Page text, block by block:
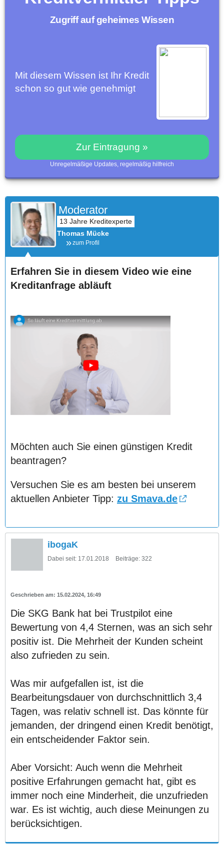
Zugriff auf geheimes Wissen
Mit diesem Wissen ist Ihr Kredit
schon so gut wie genehmigt
Zur Eintragung »
Unregelmäßige Updates, regelmäßig hilfreich
Moderator
Thomas Mücke
zum Profil
Erfahren Sie in diesem Video wie eine
Kreditanfrage abläuft
Möchten auch Sie einen günstigen Kredit
beantragen?
Versuchen Sie es am besten bei unserem
aktuellen Anbieter Tipp: zu Smava.de
ibogaK
Dabei seit: 17.01.2018 Beiträge: 322
15.02.2024, 16:49
Die SKG Bank hat bei Trustpilot eine
Bewertung von 4,4 Sternen, was an sich sehr
positiv ist. Die Mehrheit der Kunden scheint
also zufrieden zu sein.
Was mir aufgefallen ist, ist die
Bearbeitungsdauer von durchschnittlich 3,4
Tagen, was relativ schnell ist. Das könnte für
jemanden, der dringend einen Kredit benötigt,
ein entscheidender Faktor sein.
Aber Vorsicht: Auch wenn die Mehrheit
positive Erfahrungen gemacht hat, gibt es
immer noch eine Minderheit, die unzufrieden
war. Es ist wichtig, auch diese Meinungen zu
berücksichtigen.